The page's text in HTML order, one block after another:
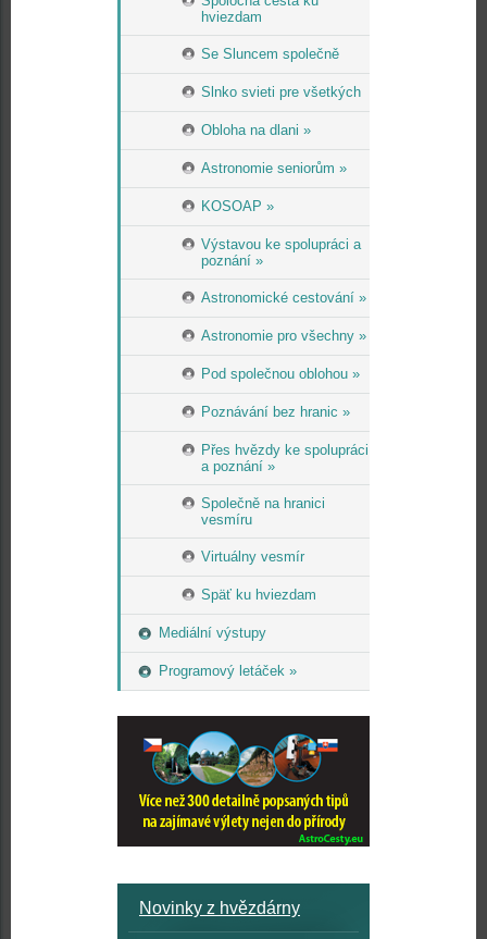
hviezdam
Se Sluncem společně
Slnko svieti pre všetkých
Obloha na dlani »
Astronomie seniorům »
KOSOAP »
Výstavou ke spolupráci a
poznání »
Astronomické cestování »
Astronomie pro všechny »
Pod společnou oblohou »
Poznávání bez hranic »
Přes hvězdy ke spolupráci
a poznání »
Společně na hranici
vesmíru
Virtuálny vesmír
Späť ku hviezdam
Mediální výstupy
Programový letáček »
Novinky z hvězdárny